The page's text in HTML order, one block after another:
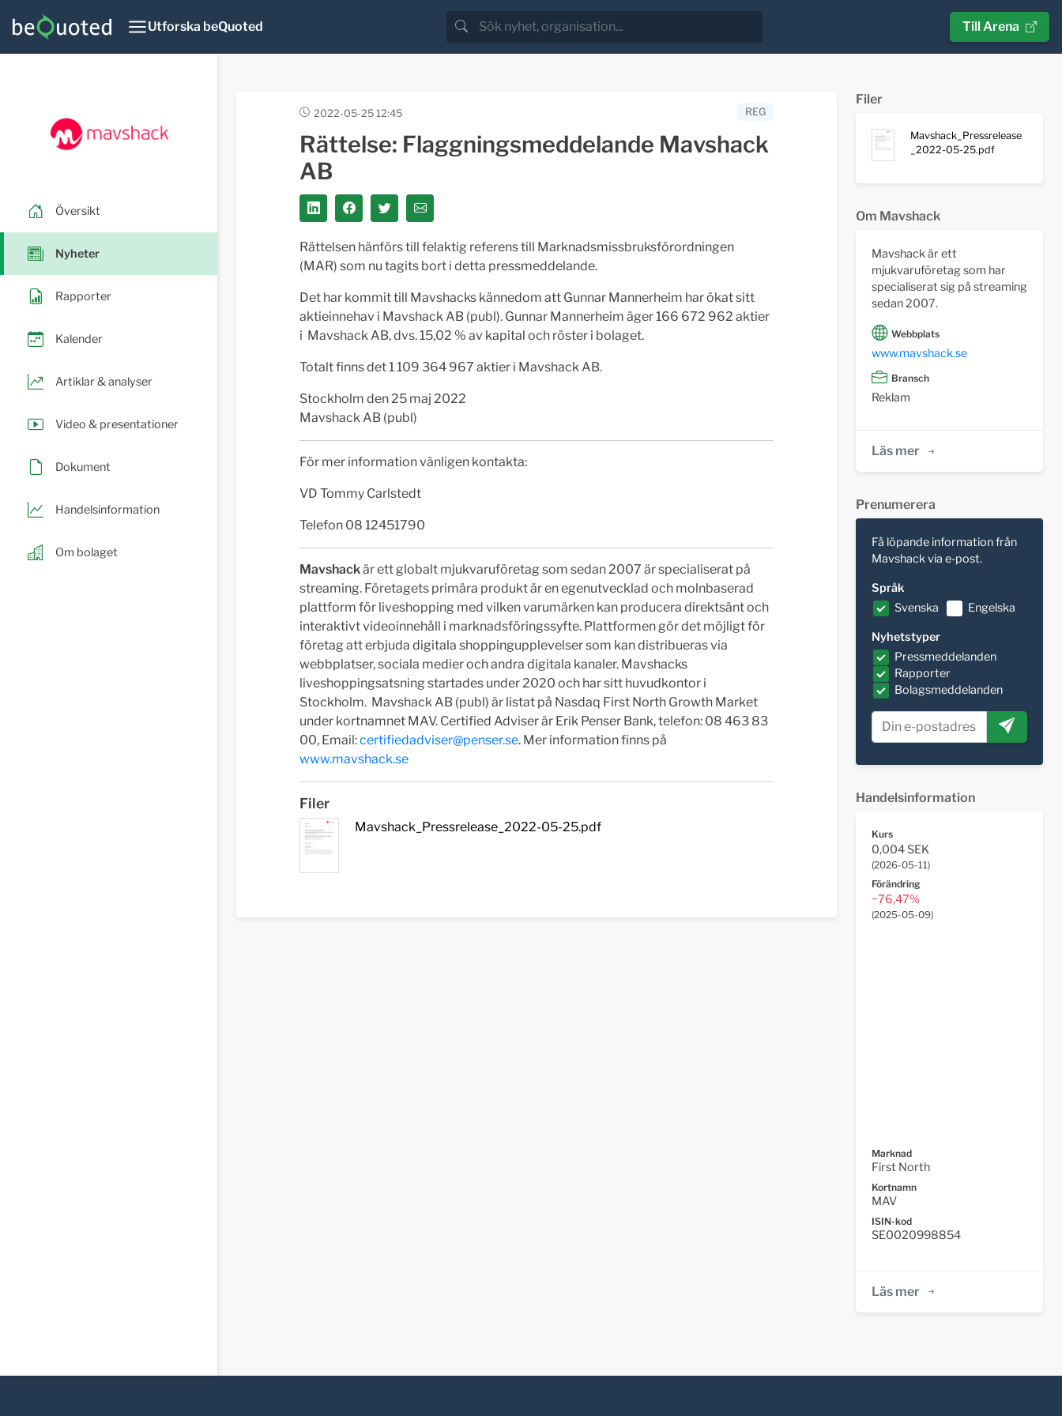
Utforska beQuoted Till Arena
Översikt
Nyheter
Rapporter
Kalender
Artiklar & analyser
Video & presentationer
Dokument
Handelsinformation
Om bolaget
2022-05-25 12:45 REG
Rättelse: Flaggningsmeddelande Mavshack
AB
Rättelsen hänförs till felaktig referens till Marknadsmissbruksförordningen
(MAR) som nu tagits bort i detta pressmeddelande.
Det har kommit till Mavshacks kännedom att Gunnar Mannerheim har ökat sitt
aktieinnehav i Mavshack AB (publ). Gunnar Mannerheim äger 166 672 962 aktier
i Mavshack AB, dvs. 15,02 % av kapital och röster i bolaget.
Totalt finns det 1 109 364 967 aktier i Mavshack AB.
Stockholm den 25 maj 2022
Mavshack AB (publ)
För mer information vänligen kontakta:
VD Tommy Carlstedt
Telefon 08 12451790
Mavshackär ett globalt mjukvaruföretag som sedan 2007 är specialiserat på
streaming. Företagets primära produkt är en egenutvecklad och molnbaserad
plattform för liveshopping med vilken varumärken kan producera direktsänt och
interaktivt videoinnehåll i marknadsföringssyfte. Plattformen gör det möjligt för
företag att erbjuda digitala shoppingupplevelser som kan distribueras via
webbplatser, sociala medier och andra digitala kanaler. Mavshacks
liveshoppingsatsning startades under 2020 och har sitt huvudkontor i
Stockholm. Mavshack AB (publ) är listat på Nasdaq First North Growth Market
under kortnamnet MAV. Certified Adviser är Erik Penser Bank, telefon: 08 463 83
00, Email:certifiedadviser@penser.se. Mer information finns på
www.mavshack.se
Filer
Mavshack_Pressrelease_2022-05-25.pdf
Filer
Mavshack_Pressrelease
_2022-05-25.pdf
Om Mavshack
Mavshack är ett
mjukvaruföretag som har
specialiserat sig på streaming
sedan 2007.
Webbplats
www.mavshack.se
Bransch
Reklam
Läs mer
Prenumerera
Få löpande information från
Mavshack via e-post.
Språk
Svenska
Engelska
Nyhetstyper
Pressmeddelanden
Rapporter
Bolagsmeddelanden
Handelsinformation
Kurs
0,004 SEK
(2026-05-11)
Förändring
−76,47%
(2025-05-09)
Marknad
First North
Kortnamn
MAV
ISIN-kod
SE0020998854
Läs mer